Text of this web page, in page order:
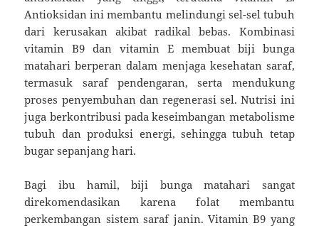
Antioksidan ini membantu melindungi sel-sel tubuh
dari kerusakan akibat radikal bebas. Kombinasi
vitamin B9 dan vitamin E membuat biji bunga
matahari berperan dalam menjaga kesehatan saraf,
termasuk saraf pendengaran, serta mendukung
proses penyembuhan dan regenerasi sel. Nutrisi ini
juga berkontribusi pada keseimbangan metabolisme
tubuh dan produksi energi, sehingga tubuh tetap
bugar sepanjang hari.
Bagi ibu hamil, biji bunga matahari sangat
direkomendasikan karena folat membantu
perkembangan sistem saraf janin. Vitamin B9 yang